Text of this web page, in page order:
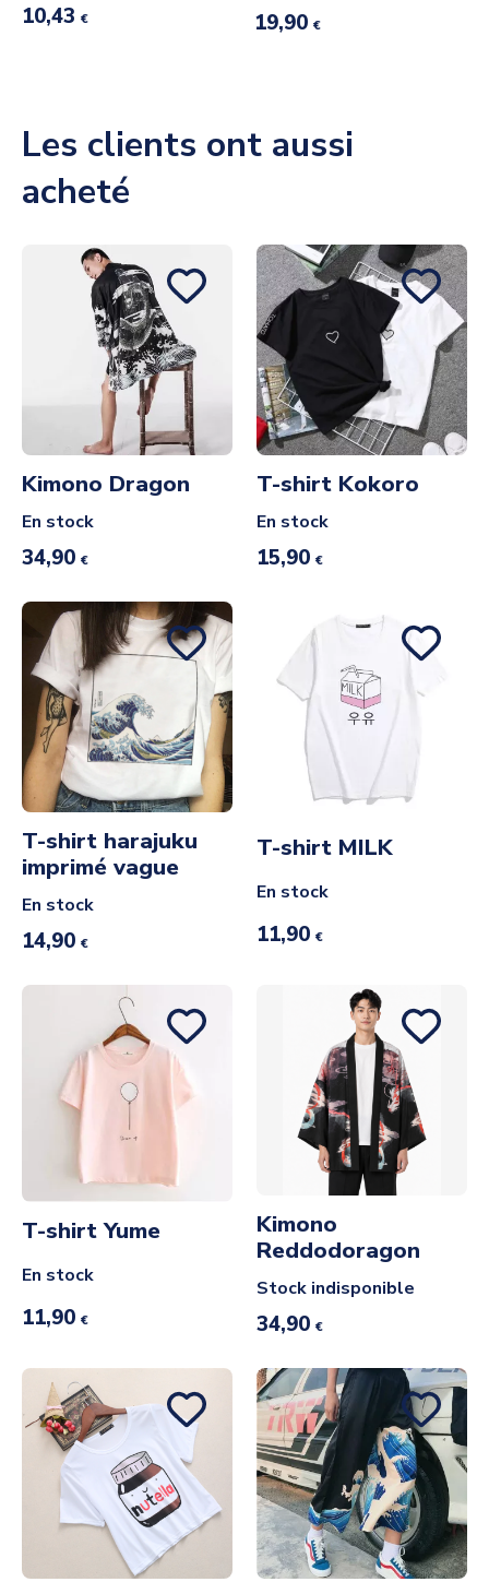
10,43 € 19,90 €
Les clients ont aussi
acheté
Kimono Dragon
En stock
34,90 €
T-shirt Kokoro
En stock
15,90 €
T-shirt harajuku
imprimé vague
En stock
14,90 €
T-shirt MILK
En stock
11,90 €
T-shirt Yume
En stock
11,90 €
Kimono
Reddodoragon
Stock indisponible
34,90 €